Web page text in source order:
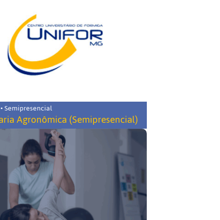
Semipresencial
Agronômica (Semipresencial)